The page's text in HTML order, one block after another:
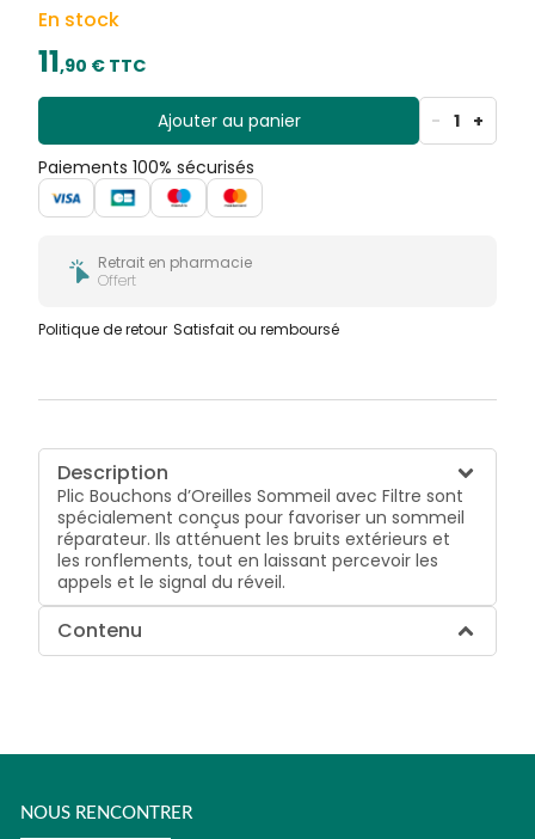
En stock
11,90 € TTC
Ajouter au panier - 1 +
Paiements 100% sécurisés
Retrait en pharmacie
Offert
Politique de retour Satisfait ou remboursé
Description
Plic Bouchons d’Oreilles Sommeil avec Filtre sont
spécialement conçus pour favoriser un sommeil
réparateur. Ils atténuent les bruits extérieurs et
les ronflements, tout en laissant percevoir les
appels et le signal du réveil.
Contenu
NOUS RENCONTRER